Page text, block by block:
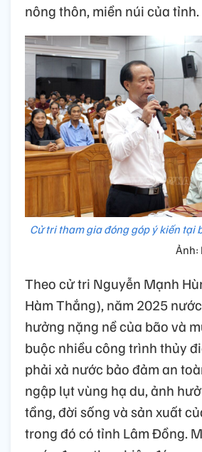
nông thôn, miền núi của tỉnh.
Cử tri tham gia đóng góp ý kiến tại
Ảnh:
Theo cử tri Nguyễn Mạnh
Hàm Thắng), năm 2025
hưởng nặng nề của bão và
buộc nhiều công trình thủy
phải xả nước bảo đảm an
ngập lụt vùng hạ du, ảnh
tầng, đời sống và sản xuất
trong đó có tỉnh Lâm Đồng.